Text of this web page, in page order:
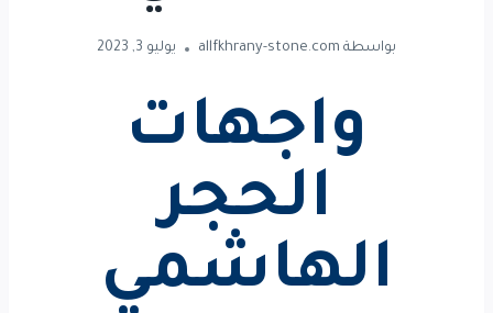
بواسطة allfkhrany-stone.com يوليو 3, 2023
واجهات
الحجر
الهاشمي